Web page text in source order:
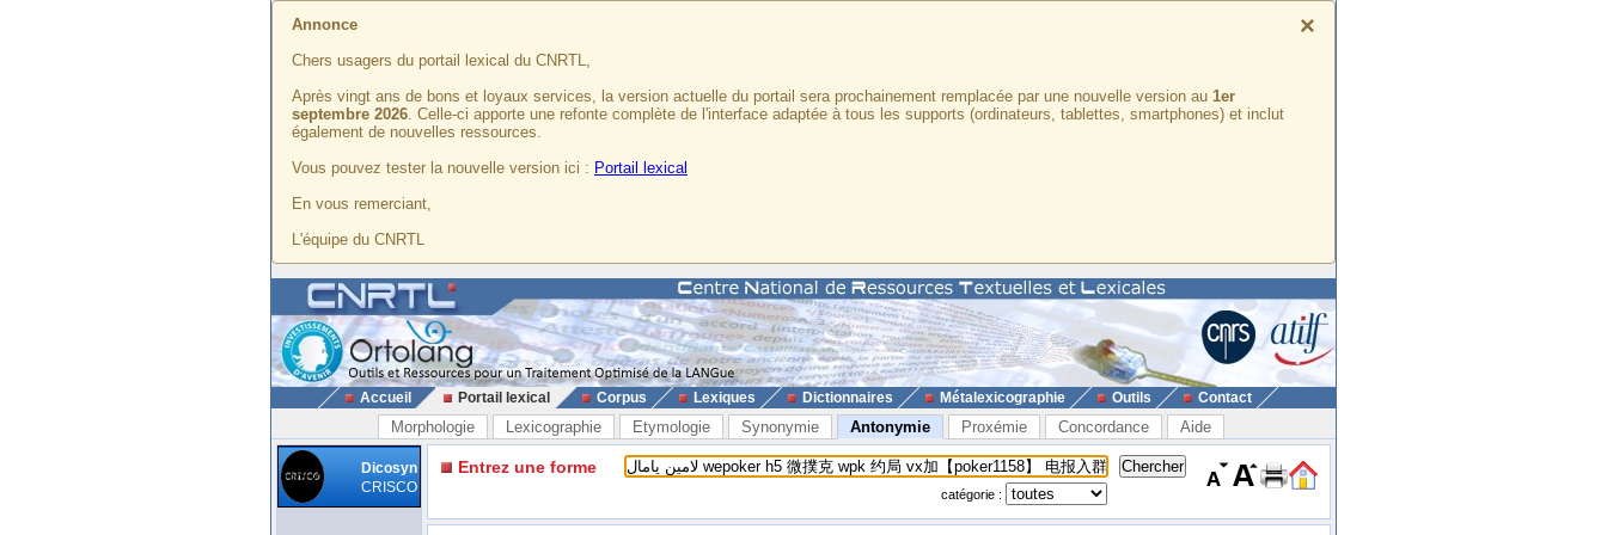
×
Annonce
Chers usagers du portail lexical du CNRTL,
Après vingt ans de bons et loyaux services, la version actuelle du portail sera prochainement remplacée par une nouvelle version au 1er
septembre 2026. Celle-ci apporte une refonte complète de l'interface adaptée à tous les supports (ordinateurs, tablettes, smartphones) et inclut
également de nouvelles ressources.
Vous pouvez tester la nouvelle version ici : Portail lexical
En vous remerciant,
L'équipe du CNRTL
Accueil Portail lexical Corpus Lexiques Dictionnaires Métalexicographie Outils Contact
Morphologie Lexicographie Etymologie Synonymie Antonymie Proxémie Concordance Aide
Dicosyn
CRISCO
Entrez une forme
catégorie :